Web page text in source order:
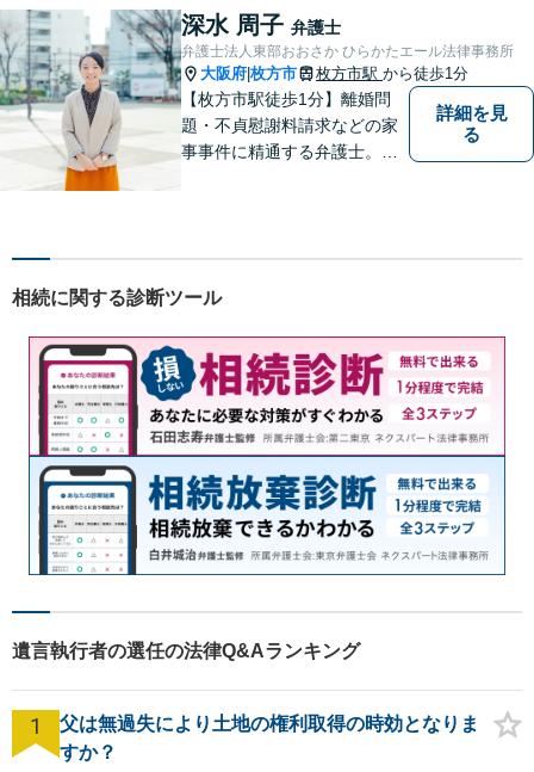
夫婦カウンセラーの資格保有
【相続問題】セミナー講師や
書籍執筆の経験あり【枚方市
駅5分】
深水 周子 弁護士
弁護士法人東部おおさか ひらかたエール法律事務所
大阪府 枚方市 枚方市駅 から徒歩1分
【枚方市駅徒歩1分】離婚問
題・不貞慰謝料請求などの家
事事件に精通する弁護士。依
致します。どんなお悩みで
ズスペースあり】
詳細を見
る
相続に関する診断ツール
遺言執行者の選任の法律Q&Aランキング
1
父は無過失により土地の権利取得の時効となりま
すか？